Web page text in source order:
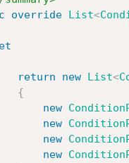
override List<
return
new List<
{
new
new
new
new